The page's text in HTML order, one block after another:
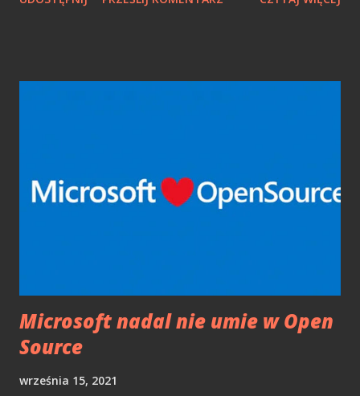
odnośnie samej drukarki. Dziś przyszedł czas na trochę
tuszem z butelki. W takim przypadku oryginalny tusz
kosztuje ok. 27 zł (65 ml), co jest niezmiernie atrakcyjne
Microsoft nadal nie umie w Open
Source
września 15, 2021